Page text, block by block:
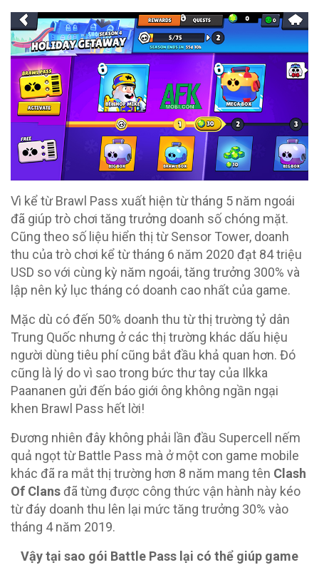
Vì kể từ Brawl Pass xuất hiện từ tháng 5 năm ngoái
đã giúp trò chơi tăng trưởng doanh số chóng mặt.
Cũng theo số liệu hiển thị từ Sensor Tower, doanh
thu của trò chơi kể từ tháng 6 năm 2020 đạt 84 triệu
USD so với cùng kỳ năm ngoái, tăng trưởng 300% và
lập nên kỷ lục tháng có doanh cao nhất của game.
Mặc dù có đến 50% doanh thu từ thị trường tỷ dân
Trung Quốc nhưng ở các thị trường khác dấu hiệu
người dùng tiêu phí cũng bắt đầu khả quan hơn. Đó
cũng là lý do vì sao trong bức thư tay của Ilkka
Paananen gửi đến báo giới ông không ngần ngại
khen Brawl Pass hết lời!
Đương nhiên đây không phải lần đầu Supercell nếm
quả ngọt từ Battle Pass mà ở một con game mobile
khác đã ra mắt thị trường hơn 8 năm mang tên Clash
Of Clansđã từng được công thức vận hành này kéo
từ đáy doanh thu lên lại mức tăng trưởng 30% vào
tháng 4 năm 2019.
Vậy tại sao gói Battle Pass lại có thể giúp game